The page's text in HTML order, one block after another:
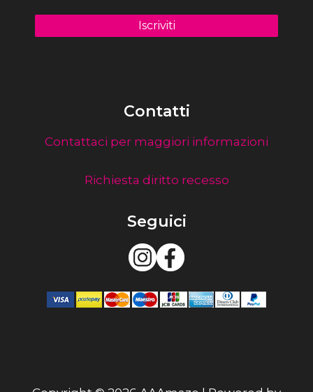
Contatti
Contattaci per maggiori informazioni
Richiesta diritto recesso
Seguici